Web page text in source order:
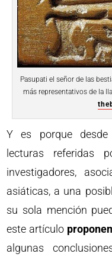
Pasupati el señor de las
más representativos de la
Y es porque desde
lecturas referidas
investigadores,
asiáticas, a una
su sola mención
este artículo
algunas